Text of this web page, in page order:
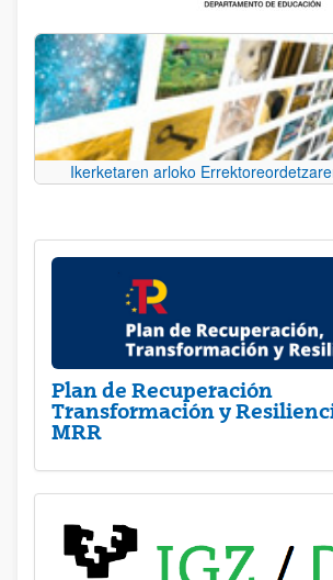
Ikerketaren arloko
Plan de Recuperación
Transformación y
MRR